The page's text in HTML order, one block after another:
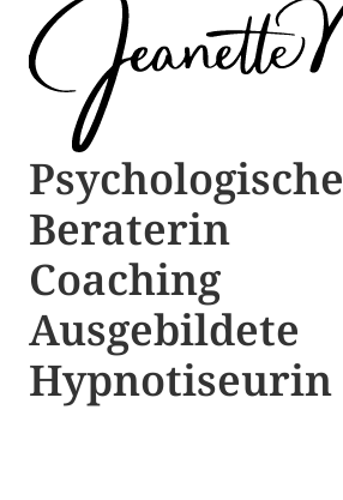
Psychologische ​​
Beraterin
Coaching
Ausgebildete​ ​
Hypnotiseurin